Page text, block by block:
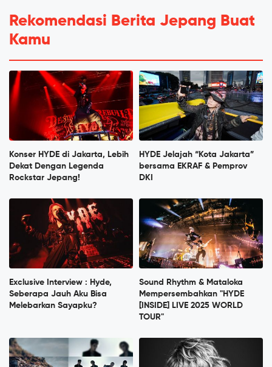
Rekomendasi Berita Jepang Buat
Kamu
Konser HYDE di Jakarta, Lebih
Dekat Dengan Legenda
Rockstar Jepang!
HYDE Jelajah “Kota Jakarta”
bersama EKRAF & Pemprov
DKI
Exclusive Interview : Hyde,
Seberapa Jauh Aku Bisa
Melebarkan Sayapku?
Sound Rhythm & Mataloka
Mempersembahkan "HYDE
[INSIDE] LIVE 2025 WORLD
TOUR"